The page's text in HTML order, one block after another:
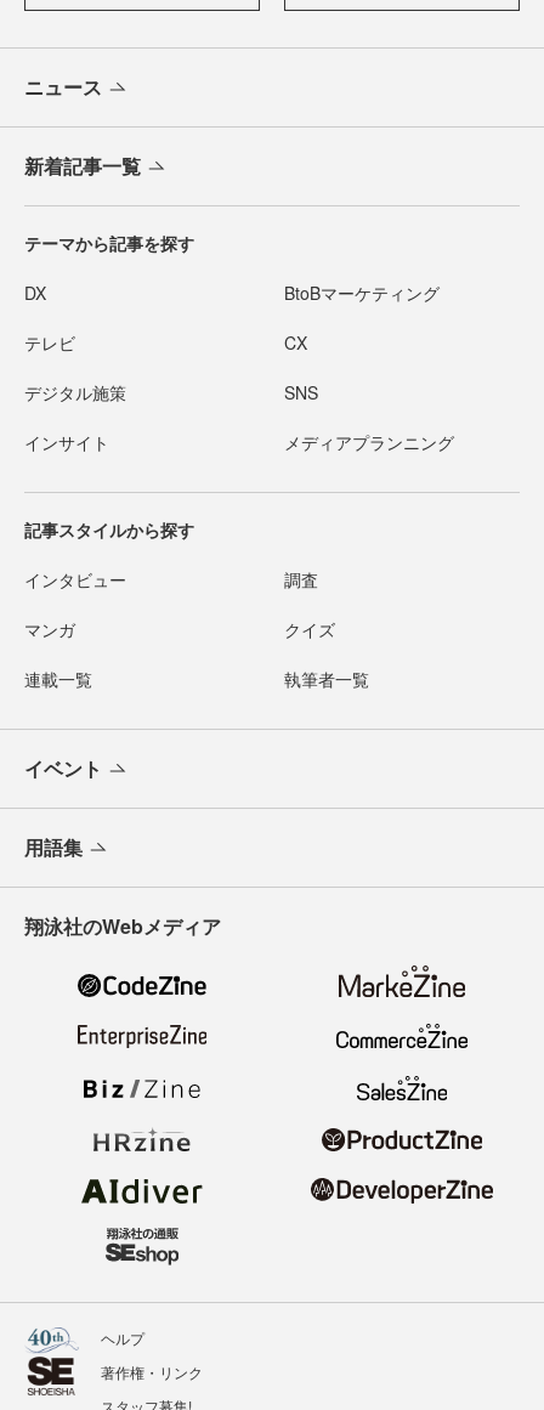
ニュース
新着記事一覧
テーマから記事を探す
DX BtoBマーケティング
テレビ CX
デジタル施策 SNS
インサイト メディアプランニング
記事スタイルから探す
インタビュー 調査
マンガ クイズ
連載一覧 執筆者一覧
イベント
用語集
翔泳社のWebメディア
ヘルプ
著作権・リンク
スタッフ募集!